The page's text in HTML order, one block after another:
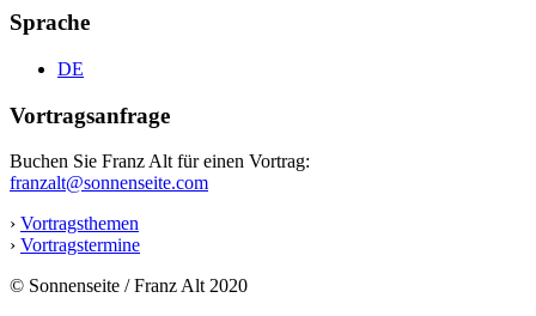
Sprache
DE
Vortragsanfrage
Buchen Sie Franz Alt für einen Vortrag:
franzalt@sonnenseite.com
› Vortragsthemen
› Vortragstermine
© Sonnenseite / Franz Alt 2020